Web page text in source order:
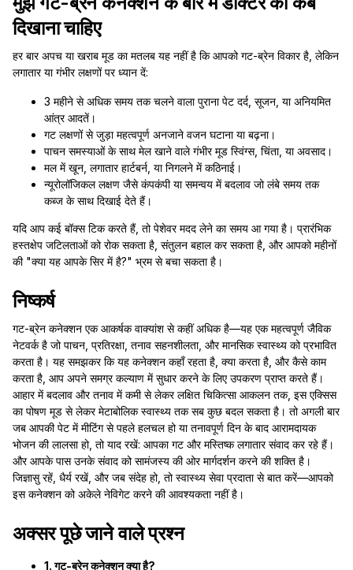
दिखाना चाहिए
हर बार अपच या खराब मूड का मतलब यह नहीं है कि आपको गट-ब्रेन विकार है, लेकिन
लगातार या गंभीर लक्षणों पर ध्यान दें:
3 महीने से अधिक समय तक चलने वाला पुराना पेट दर्द, सूजन, या अनियमित
आंत्र आदतें।
गट लक्षणों से जुड़ा महत्वपूर्ण अनजाने वजन घटाना या बढ़ना।
पाचन समस्याओं के साथ मेल खाने वाले गंभीर मूड स्विंग्स, चिंता, या अवसाद।
मल में खून, लगातार हार्टबर्न, या निगलने में कठिनाई।
न्यूरोलॉजिकल लक्षण जैसे कंपकंपी या समन्वय में बदलाव जो लंबे समय तक
कब्ज के साथ दिखाई देते हैं।
यदि आप कई बॉक्स टिक करते हैं, तो पेशेवर मदद लेने का समय आ गया है। प्रारंभिक
हस्तक्षेप जटिलताओं को रोक सकता है, संतुलन बहाल कर सकता है, और आपको महीनों
की "क्या यह आपके सिर में है?" भ्रम से बचा सकता है।
निष्कर्ष
गट-ब्रेन कनेक्शन एक आकर्षक वाक्यांश से कहीं अधिक है—यह एक महत्वपूर्ण जैविक
नेटवर्क है जो पाचन, प्रतिरक्षा, तनाव सहनशीलता, और मानसिक स्वास्थ्य को प्रभावित
करता है। यह समझकर कि यह कनेक्शन कहाँ रहता है, क्या करता है, और कैसे काम
करता है, आप अपने समग्र कल्याण में सुधार करने के लिए उपकरण प्राप्त करते हैं।
आहार में बदलाव और तनाव में कमी से लेकर लक्षित चिकित्सा आकलन तक, इस एक्सिस
का पोषण मूड से लेकर मेटाबोलिक स्वास्थ्य तक सब कुछ बदल सकता है। तो अगली बार
जब आपकी पेट में मीटिंग से पहले हलचल हो या तनावपूर्ण दिन के बाद आरामदायक
भोजन की लालसा हो, तो याद रखें: आपका गट और मस्तिष्क लगातार संवाद कर रहे हैं।
और आपके पास उनके संवाद को सामंजस्य की ओर मार्गदर्शन करने की शक्ति है।
जिज्ञासु रहें, धैर्य रखें, और जब संदेह हो, तो स्वास्थ्य सेवा प्रदाता से बात करें—आपको
इस कनेक्शन को अकेले नेविगेट करने की आवश्यकता नहीं है।
अक्सर पूछे जाने वाले प्रश्न
1. गट-ब्रेन कनेक्शन क्या है?